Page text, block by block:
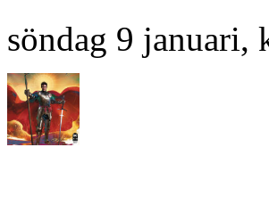
söndag 9